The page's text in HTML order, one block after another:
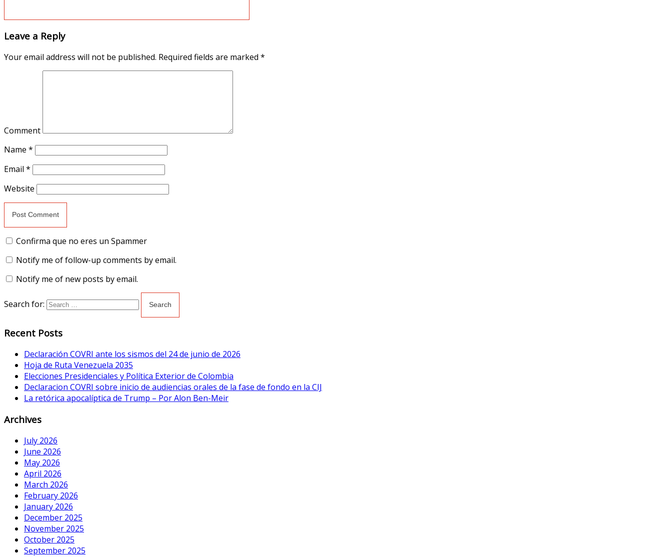
Leave a Reply
Your email address will not be published. Required fields are marked *
Comment
Name *
Email *
Website
Confirma que no eres un Spammer
Notify me of follow-up comments by email.
Notify me of new posts by email.
Search for:
Recent Posts
Declaración COVRI ante los sismos del 24 de junio de 2026
Hoja de Ruta Venezuela 2035
Elecciones Presidenciales y Política Exterior de Colombia
Declaracion COVRI sobre inicio de audiencias orales de la fase de fondo en la CIJ
La retórica apocalíptica de Trump – Por Alon Ben-Meir
Archives
July 2026
June 2026
May 2026
April 2026
March 2026
February 2026
January 2026
December 2025
November 2025
October 2025
September 2025